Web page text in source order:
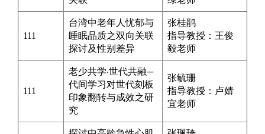
111
台湾中老年人忧郁与
睡眠品质之双向关联
探讨及性别差异
张桂鹃
指导教授： 王俊
毅老师
111
老少共学‧世代共融─
代间学习对世代刻板
印象翻转与成效之研
究
张毓珊
指导教授： 卢婧
宜老师